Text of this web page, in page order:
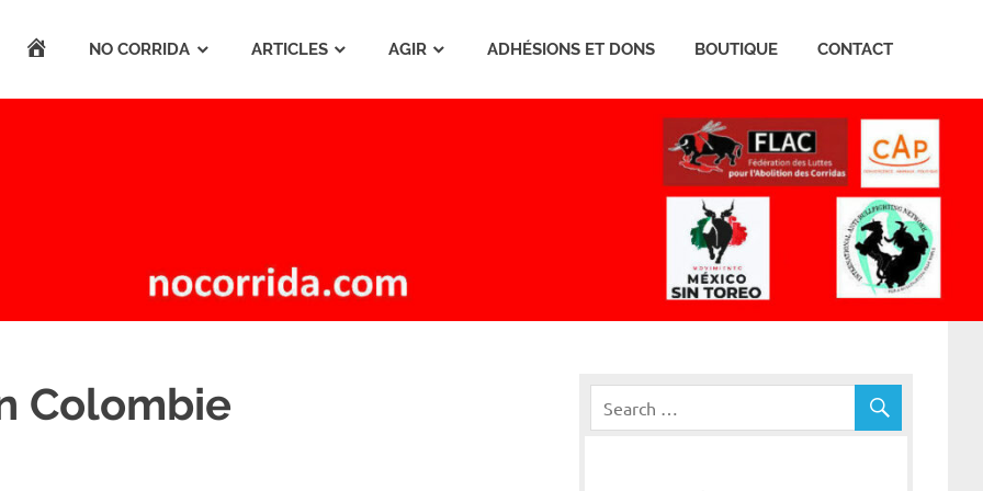
ACCUEILNO CORRIDA ARTICLES AGIR ADHÉSIONS ET DONS BOUTIQUE CONTACT
Colombie